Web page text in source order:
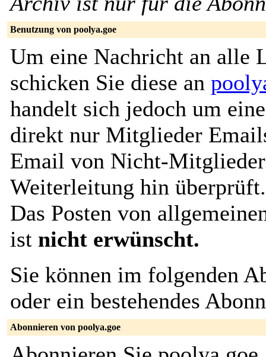
Benutzung von poolya.goe
Um eine Nachricht an alle
schicken Sie diese an
handelt sich jedoch um
direkt nur Mitglieder
Email von Nicht-
Weiterleitung hin
Das Posten von
ist nicht erwünscht.
Sie können im folgenden
oder ein bestehendes
Abonnieren von poolya.goe